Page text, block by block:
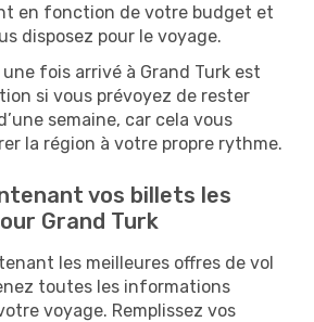
en fonction de votre budget et
disposez pour le voyage.
fois arrivé à Grand Turk est
si vous prévoyez de rester
semaine, car cela vous
la région à votre propre rythme.
vos billets les
Grand Turk
les meilleures offres de vol
toutes les informations
voyage. Remplissez vos